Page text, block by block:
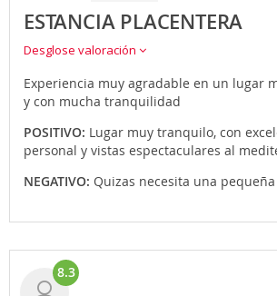
ESTANCIA PLACENTERA
Desglose valoración
Experiencia muy agradable en un lugar
y con mucha tranquilidad
POSITIVO: Lugar muy tranquilo, con
personal y vistas espectaculares al
NEGATIVO: Quizas necesita una
8.3